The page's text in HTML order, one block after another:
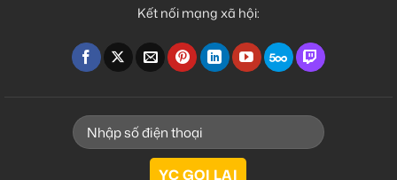
Kết nối mạng xã hội: